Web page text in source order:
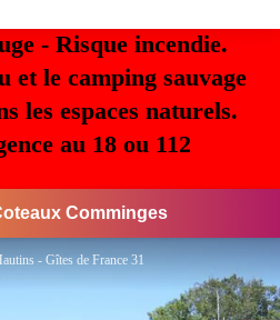
- Risque incendie.
et le camping sauvage
les espaces naturels.
au 18 ou 112
Comminges
- Gîtes de France 31